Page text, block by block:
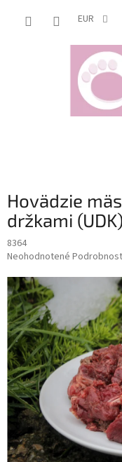
EUR
Hovädzie
držkami (UDK)
8364
Priemerné
produktu
je
0,0
z
5
hviezdičiek.
Neohodnotené